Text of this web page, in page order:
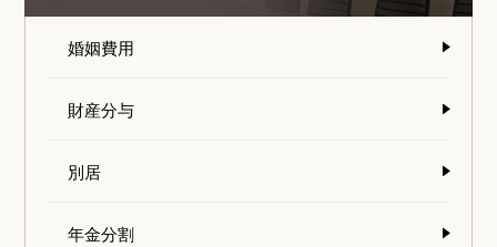
婚姻費用
財産分与
別居
年金分割